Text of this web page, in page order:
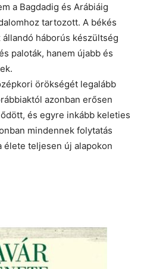
a Bagdadig és Arábiáig
tartozott. A békés
háborús készültség
paloták, hanem újabb és
örökségét legalább
azonban erősen
és egyre inkább keleties
mindennek folytatás
élete teljesen új alapokon